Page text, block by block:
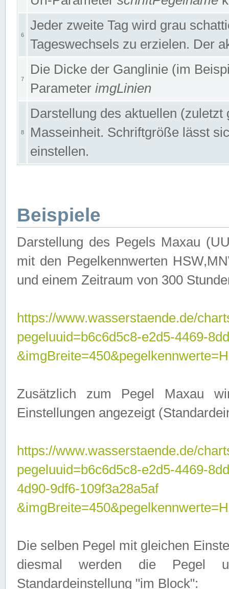
6
Jeder zweite Tag wird grau
Tageswechsels zu erzielen. Der
7
Die Dicke der Ganglinie (im
Parameter imgLinien
8
Darstellung des aktuellen
Masseinheit. Schriftgröße lässt
einstellen.
Beispiele
Darstellung des Pegels Maxau
mit den Pegelkennwerten
und einem Zeitraum von 300
https://www.wasserstaende.de/
pegeluuid=b6c6d5c8-e2d5-4469-
Zusätzlich zum Pegel Maxau
Einstellungen angezeigt
https://www.wasserstaende.de/
pegeluuid=b6c6d5c8-e2d5-4469-
4d90-9df6-109f3a28a5af
Die selben Pegel mit gleichen
diesmal werden die Pegel
Standardeinstellung "im Block":